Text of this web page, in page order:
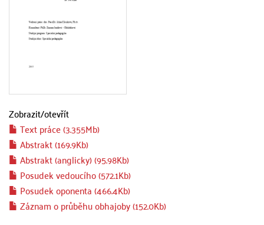
Zobrazit/otevřít
Text práce (3.355Mb)
Abstrakt (169.9Kb)
Abstrakt (anglicky) (95.98Kb)
Posudek vedoucího (572.1Kb)
Posudek oponenta (466.4Kb)
Záznam o průběhu obhajoby (152.0Kb)